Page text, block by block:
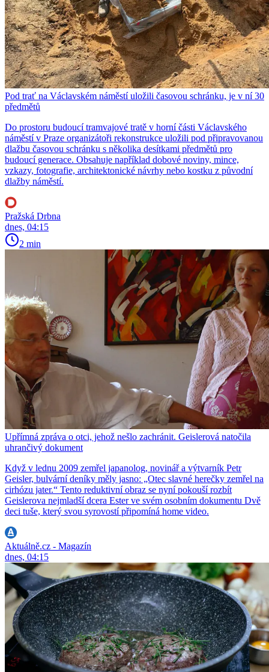
Pod trať na Václavském náměstí uložili časovou schránku, je v ní 30
předmětů
Do prostoru budoucí tramvajové tratě v horní části Václavského
náměstí v Praze organizátoři rekonstrukce uložili pod připravovanou
dlažbu časovou schránku s několika desítkami předmětů pro
budoucí generace. Obsahuje například dobové noviny, mince,
vzkazy, fotografie, architektonické návrhy nebo kostku z původní
dlažby náměstí.
Pražská Drbna
dnes, 04:15
2 min
Upřímná zpráva o otci, jehož nešlo zachránit. Geislerová natočila
uhrančivý dokument
Když v lednu 2009 zemřel japanolog, novinář a výtvarník Petr
Geisler, bulvární deníky měly jasno: „Otec slavné herečky zemřel na
cirhózu jater.“ Tento reduktivní obraz se nyní pokouší rozbít
Geislerova nejmladší dcera Ester ve svém osobním dokumentu Dvě
deci tuše, který svou syrovostí připomíná home video.
Aktuálně.cz - Magazín
dnes, 04:15